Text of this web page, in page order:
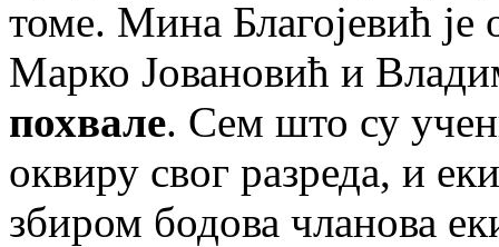
томе. Мина Благојевић је
Марко Јовановић и
похвале. Сем што су
оквиру свог разреда, и
збиром бодова чланова